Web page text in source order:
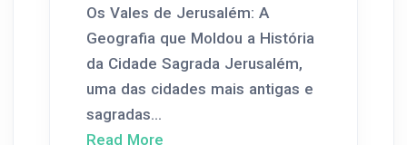
Os Vales de Jerusalém: A
Geografia que Moldou a História
da Cidade Sagrada Jerusalém,
uma das cidades mais antigas e
sagradas...
Read More